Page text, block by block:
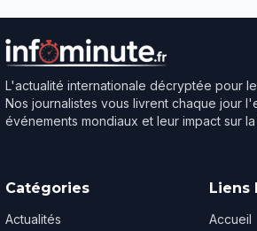
L'actualité internationale décryptée pour
Nos journalistes vous livrent chaque jour
événements mondiaux et leur impact sur
Catégories
Actualités
Liens
Accueil